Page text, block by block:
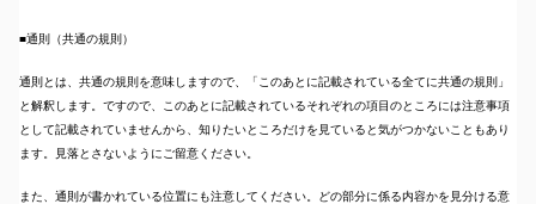
■通則（共通の規則）
通則とは、共通の規則を意味しますので、「このあとに記載されている全てに共通の規則」
と解釈します。ですので、このあとに記載されているそれぞれの項目のところには注意事項
として記載されていませんから、知りたいところだけを見ていると気がつかないこともあり
ます。見落とさないようにご留意ください。
また、通則が書かれている位置にも注意してください。どの部分に係る内容かを見分ける意